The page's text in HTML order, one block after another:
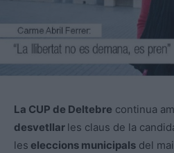
La CUP de Deltebre continua
desvetllar les claus de la
les eleccions municipals del